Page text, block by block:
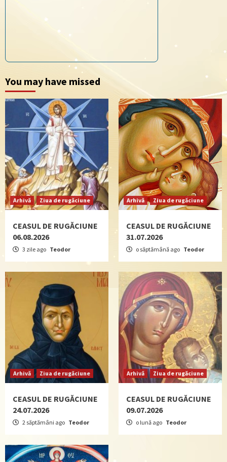
You may have missed
Arhivă Ziua de rugăciune
CEASUL DE RUGĂCIUNE
06.08.2026
3 zile ago Teodor
Arhivă Ziua de rugăciune
CEASUL DE RUGĂCIUNE
31.07.2026
o săptămână ago Teodor
Arhivă Ziua de rugăciune
CEASUL DE RUGĂCIUNE
24.07.2026
2 săptămâni ago Teodor
Arhivă Ziua de rugăciune
CEASUL DE RUGĂCIUNE
09.07.2026
o lună ago Teodor